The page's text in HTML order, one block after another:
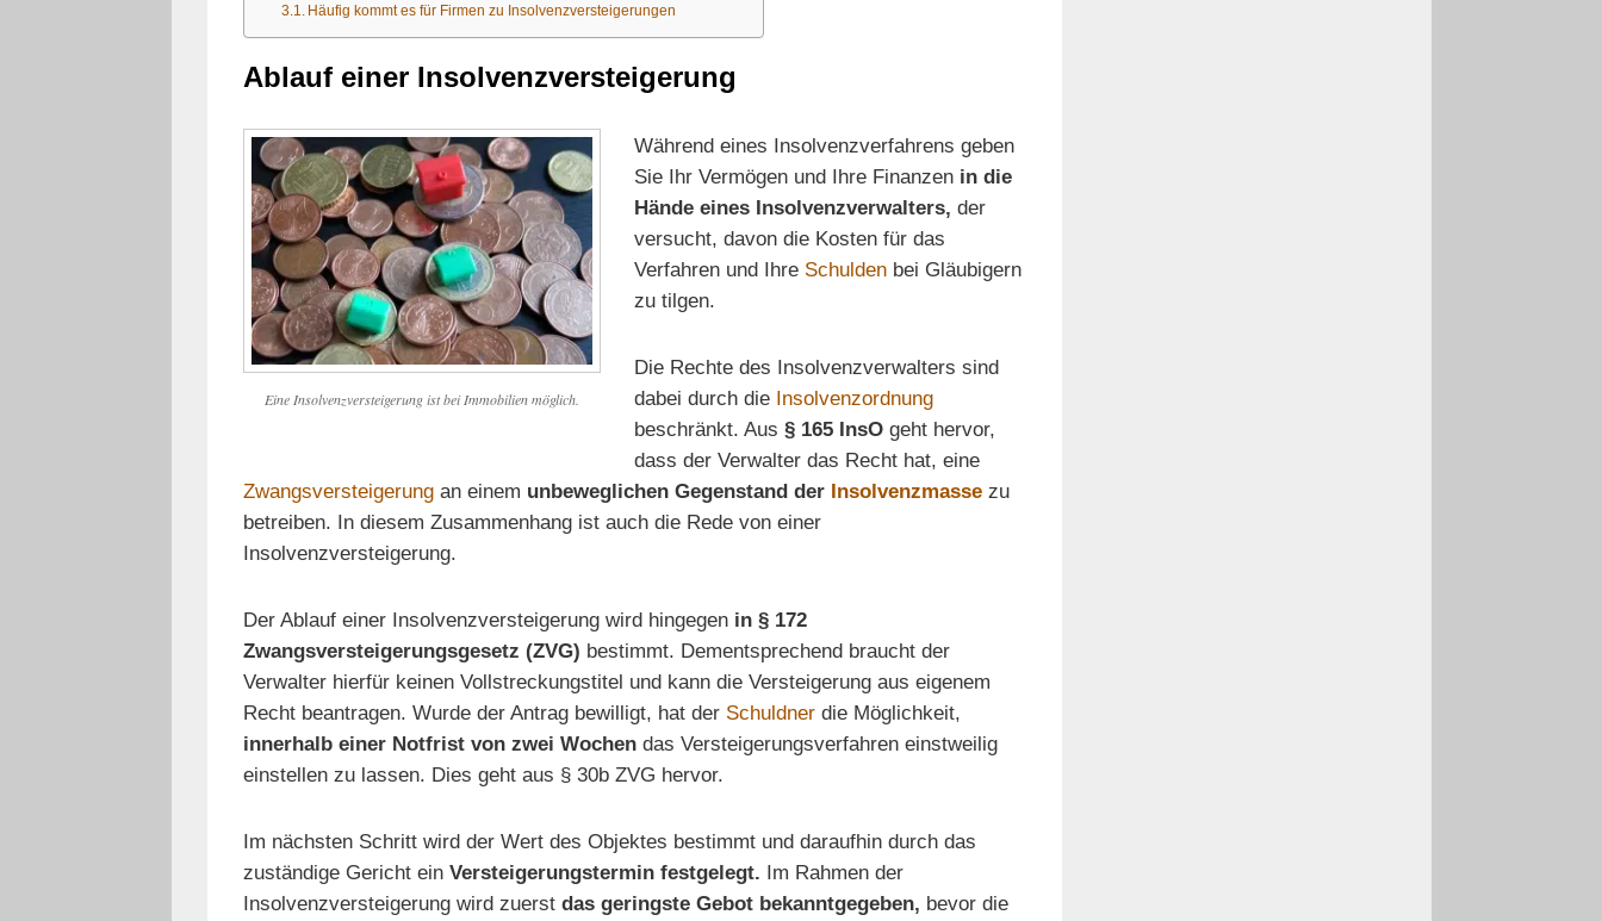
Häufig kommt es für Firmen zu Insolvenzversteigerungen
Ablauf einer Insolvenzversteigerung
Eine Insolvenzversteigerung ist bei Immobilien möglich.
Während eines Insolvenzverfahrens geben
Sie Ihr Vermögen und Ihre Finanzen in die
Hände eines Insolvenzverwalters, der
versucht, davon die Kosten für das
Verfahren und Ihre Schuldenbei Gläubigern
zu tilgen.
Die Rechte des Insolvenzverwalters sind
dabei durch die Insolvenzordnung
beschränkt. Aus § 165 InsOgeht hervor,
dass der Verwalter das Recht hat, eine
Zwangsversteigerungan einem unbeweglichen Gegenstand der Insolvenzmassezu
betreiben. In diesem Zusammenhang ist auch die Rede von einer
Insolvenzversteigerung.
Der Ablauf einer Insolvenzversteigerung wird hingegen in § 172
Zwangsversteigerungsgesetz (ZVG) bestimmt. Dementsprechend braucht der
Verwalter hierfür keinen Vollstreckungstitel und kann die Versteigerung aus eigenem
Recht beantragen. Wurde der Antrag bewilligt, hat der Schuldnerdie Möglichkeit,
innerhalb einer Notfrist von zwei Wochendas Versteigerungsverfahren einstweilig
einstellen zu lassen. Dies geht aus § 30b ZVG hervor.
Im nächsten Schritt wird der Wert des Objektes bestimmt und daraufhin durch das
zuständige Gericht ein Versteigerungstermin festgelegt.
Im Rahmen der
Insolvenzversteigerung wird zuerst das geringste Gebot bekanntgegeben,
bevor die